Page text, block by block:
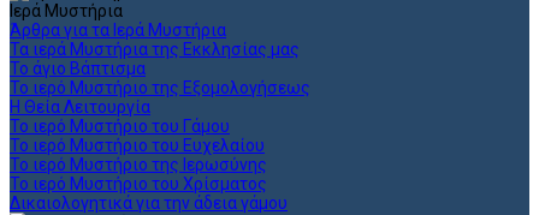
Ιερά Μυστήρια
Άρθρα για τα Ιερά Μυστήρια
Τα ιερά Μυστήρια της Εκκλησίας μας
Το άγιο Βάπτισμα
Το ιερό Μυστήριο της Εξομολογήσεως
Η Θεία Λειτουργία
Το ιερό Μυστήριο του Γάμου
Το ιερό Μυστήριο του Ευχελαίου
Το ιερό Μυστήριο της Ιερωσύνης
Το ιερό Μυστήριο του Χρίσματος
Δικαιολογητικά για την άδεια γάμου